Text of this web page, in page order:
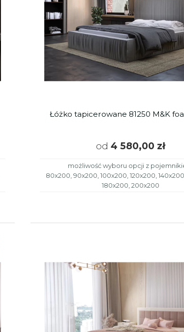
Łóżko tapicerowane 81250 M&K
od 4 580,00 zł
możliwość wyboru opcji z
80x200, 90x200, 100x200, 120x200,
180x200, 200x200